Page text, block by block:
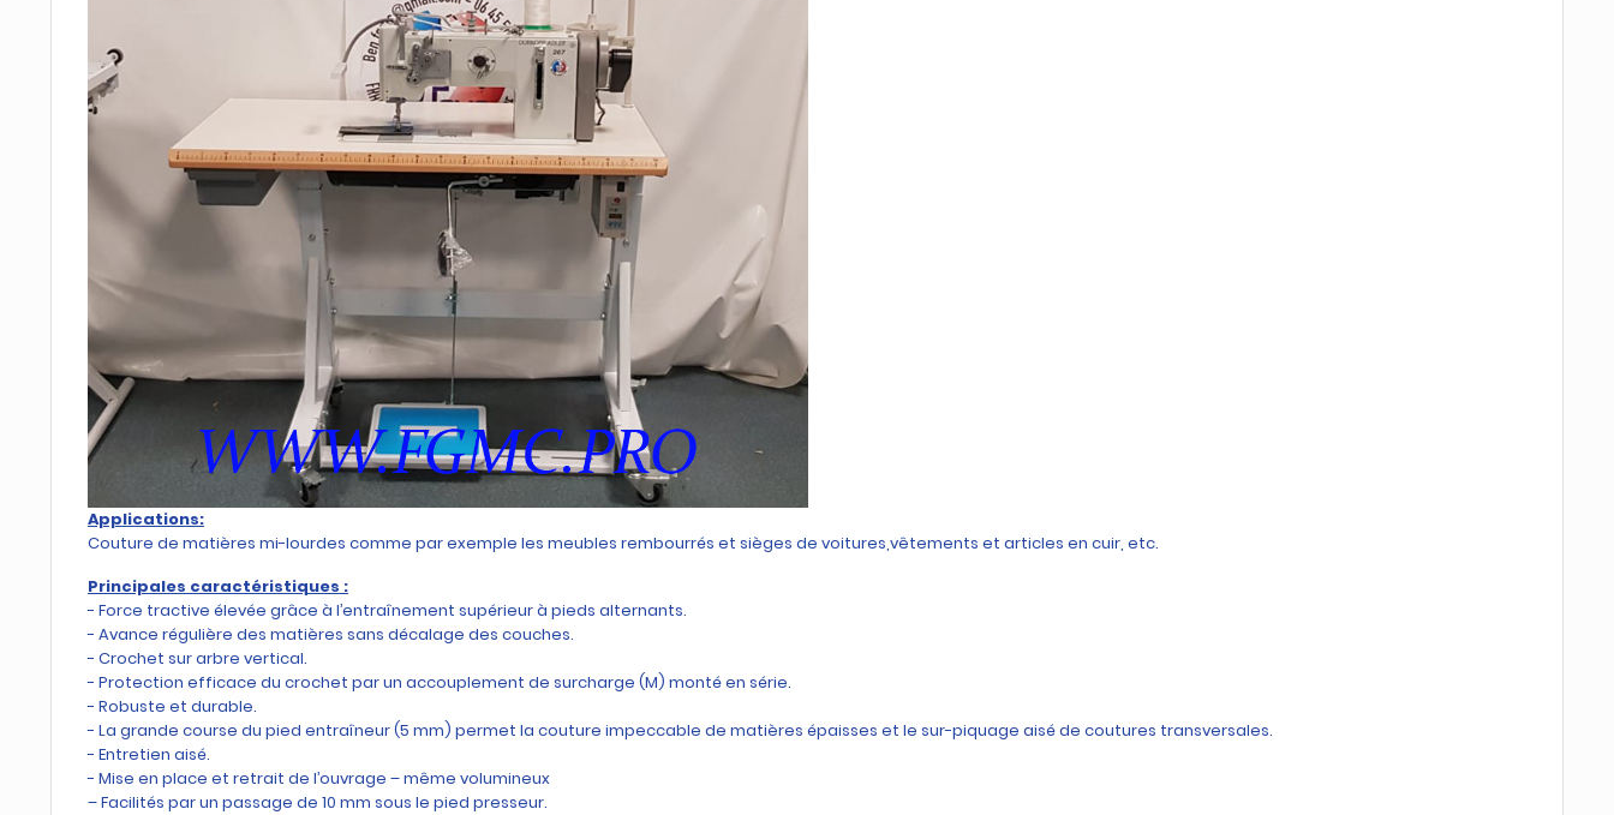
Applications:
Couture de matières mi-lourdes comme par exemple les meubles rembourrés et sièges de voitures,vêtements et articles en cuir, etc.
Principales caractéristiques :
- Force tractive élevée grâce à l’entraînement supérieur à pieds alternants.
- Avance régulière des matières sans décalage des couches.
- Crochet sur arbre vertical.
- Protection efficace du crochet par un accouplement de surcharge (M) monté en série.
- Robuste et durable.
- La grande course du pied entraîneur (5 mm) permet la couture impeccable de matières épaisses et le sur-piquage aisé de coutures transversales.
- Entretien aisé.
- Mise en place et retrait de l’ouvrage – même volumineux
– Facilités par un passage de 10 mm sous le pied presseur.